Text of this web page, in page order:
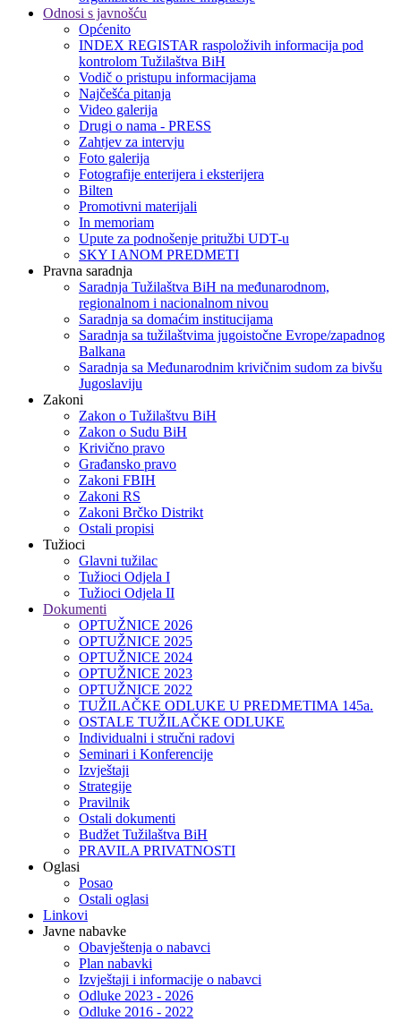
Odnosi s javnošću
Općenito
INDEX REGISTAR raspoloživih informacija pod
kontrolom Tužilaštva BiH
Vodič o pristupu informacijama
Najčešća pitanja
Video galerija
Drugi o nama - PRESS
Zahtjev za intervju
Foto galerija
Fotografije enterijera i eksterijera
Bilten
Promotivni materijali
In memoriam
Upute za podnošenje pritužbi UDT-u
SKY I ANOM PREDMETI
Pravna saradnja
Saradnja Tužilaštva BiH na međunarodnom,
regionalnom i nacionalnom nivou
Saradnja sa domaćim institucijama
Saradnja sa tužilaštvima jugoistočne Evrope/zapadnog
Balkana
Saradnja sa Međunarodnim krivičnim sudom za bivšu
Jugoslaviju
Zakoni
Zakon o Тužilaštvu BiH
Zakon o Sudu BiH
Krivično pravo
Građansko pravo
Zakoni FBIH
Zakoni RS
Zakoni Brčko Distrikt
Ostali propisi
Tužioci
Glavni tužilac
Tužioci Odjela I
Tužioci Odjela II
Dokumenti
OPTUŽNICE 2026
OPTUŽNICE 2025
OPTUŽNICE 2024
OPTUŽNICE 2023
OPTUŽNICE 2022
TUŽILAČKE ODLUKE U PREDMETIMA 145a.
OSTALE TUŽILAČKE ODLUKE
Individualni i stručni radovi
Seminari i Konferencije
Izvještaji
Strategije
Pravilnik
Ostali dokumenti
Budžet Tužilaštva BiH
PRAVILA PRIVATNOSTI
Oglasi
Posao
Ostali oglasi
Linkovi
Javne nabavke
Obavještenja o nabavci
Plan nabavki
Izvještaji i informacije o nabavci
Odluke 2023 - 2026
Odluke 2016 - 2022